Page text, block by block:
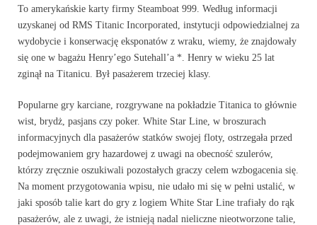
To amerykańskie karty firmy Steamboat 999. Według informacji
uzyskanej od RMS Titanic Incorporated, instytucji odpowiedzialnej za
wydobycie i konserwację eksponatów z wraku, wiemy, że znajdowały
się one w bagażu Henry’ego Sutehall’a *. Henry w wieku 25 lat
zginął na Titanicu. Był pasażerem trzeciej klasy.
Popularne gry karciane, rozgrywane na pokładzie Titanica to głównie
wist, brydż, pasjans czy poker. White Star Line, w broszurach
informacyjnych dla pasażerów statków swojej floty, ostrzegała przed
podejmowaniem gry hazardowej z uwagi na obecność szulerów,
którzy zręcznie oszukiwali pozostałych graczy celem wzbogacenia się.
Na moment przygotowania wpisu, nie udało mi się w pełni ustalić, w
jaki sposób talie kart do gry z logiem White Star Line trafiały do rąk
pasażerów, ale z uwagi, że istnieją nadal nieliczne nieotworzone talie,